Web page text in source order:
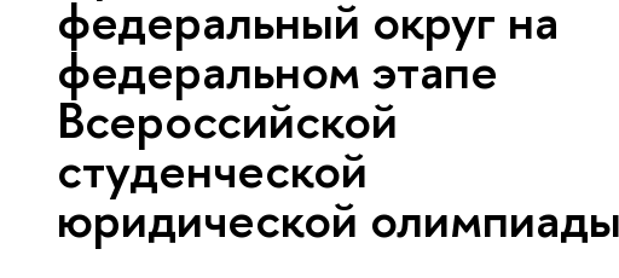
федеральный округ на
федеральном этапе
Всероссийской
студенческой
юридической олимпиады